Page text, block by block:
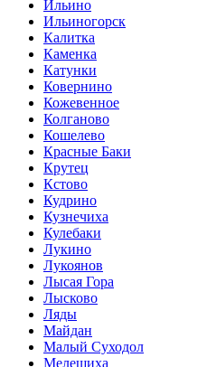
Ильино
Ильиногорск
Калитка
Каменка
Катунки
Ковернино
Кожевенное
Колганово
Кошелево
Красные Баки
Крутец
Кстово
Кудрино
Кузнечиха
Кулебаки
Лукино
Лукоянов
Лысая Гора
Лысково
Ляды
Майдан
Малый Суходол
Мелешиха